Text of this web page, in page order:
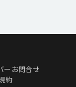
ー お問合せ
約